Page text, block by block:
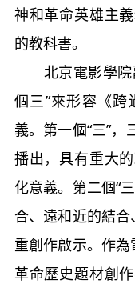
神和革命英雄主
的教科書。
北京電影學院
個三”來形容《
義。第一個“三”
播出，具有重大
化意義。第二個“
合、遠和近的結合
重創作啟示。作為
革命歷史題材創